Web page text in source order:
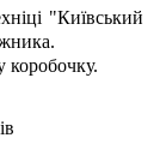
"Київський
коробочку.